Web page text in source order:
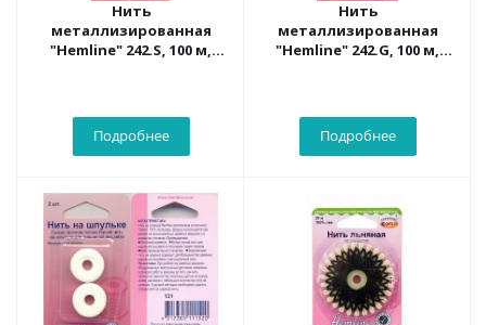
Нить
металлизированная
"Hemline" 242.S, 100 м,
Подробнее
Нить
металлизированная
"Hemline" 242.G, 100 м,
Подробнее